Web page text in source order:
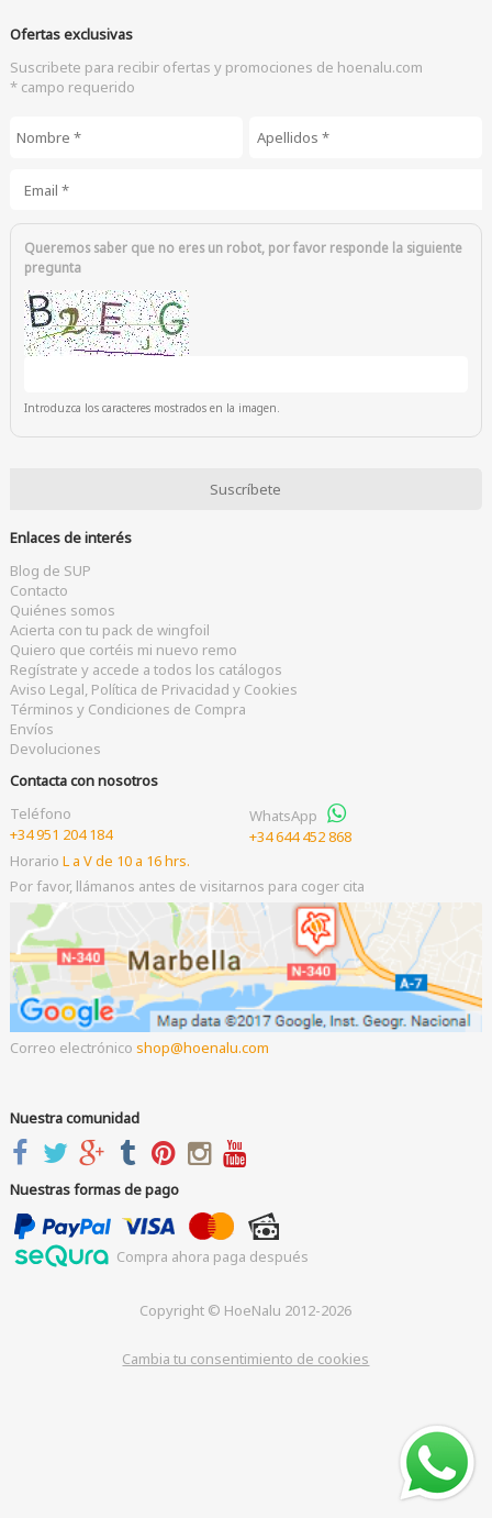
Ofertas exclusivas
Suscribete para recibir ofertas y promociones de hoenalu.com
* campo requerido
Queremos saber que no eres un robot, por favor responde la siguiente
pregunta
Introduzca los caracteres mostrados en la imagen.
Enlaces de interés
Blog de SUP
Contacto
Quiénes somos
Acierta con tu pack de wingfoil
Quiero que cortéis mi nuevo remo
Regístrate y accede a todos los catálogos
Aviso Legal, Política de Privacidad y Cookies
Términos y Condiciones de Compra
Envíos
Devoluciones
Contacta con nosotros
Teléfono
+34 951 204 184
WhatsApp
+34 644 452 868
Horario L a V de 10 a 16 hrs.
Por favor, llámanos antes de visitarnos para coger cita
Correo electrónico shop hoenalu.com
Nuestra comunidad
Nuestras formas de pago
Compra ahora paga después
Copyright © HoeNalu 2012-2026
Cambia tu consentimiento de cookies